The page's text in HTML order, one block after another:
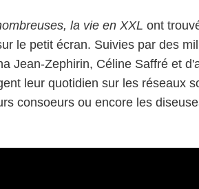
la vie en XXL ont
le petit écran. Suivies par des
Jean-Zephirin, Céline Saffré et
leur quotidien sur les réseaux
consoeurs ou encore les